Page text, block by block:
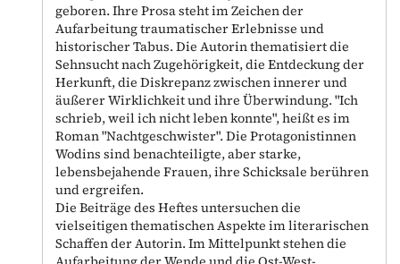
geboren. Ihre Prosa steht im Zeichen der
Aufarbeitung traumatischer Erlebnisse und
historischer Tabus. Die Autorin thematisiert die
Sehnsucht nach Zugehörigkeit, die Entdeckung der
Herkunft, die Diskrepanz zwischen innerer und
äußerer Wirklichkeit und ihre Überwindung. "Ich
schrieb, weil ich nicht leben konnte", heißt es im
Roman "Nachtgeschwister". Die Protagonistinnen
Wodins sind benachteiligte, aber starke,
lebensbejahende Frauen, ihre Schicksale berühren
und ergreifen.
Die Beiträge des Heftes untersuchen die
vielseitigen thematischen Aspekte im literarischen
Schaffen der Autorin. Im Mittelpunkt stehen die